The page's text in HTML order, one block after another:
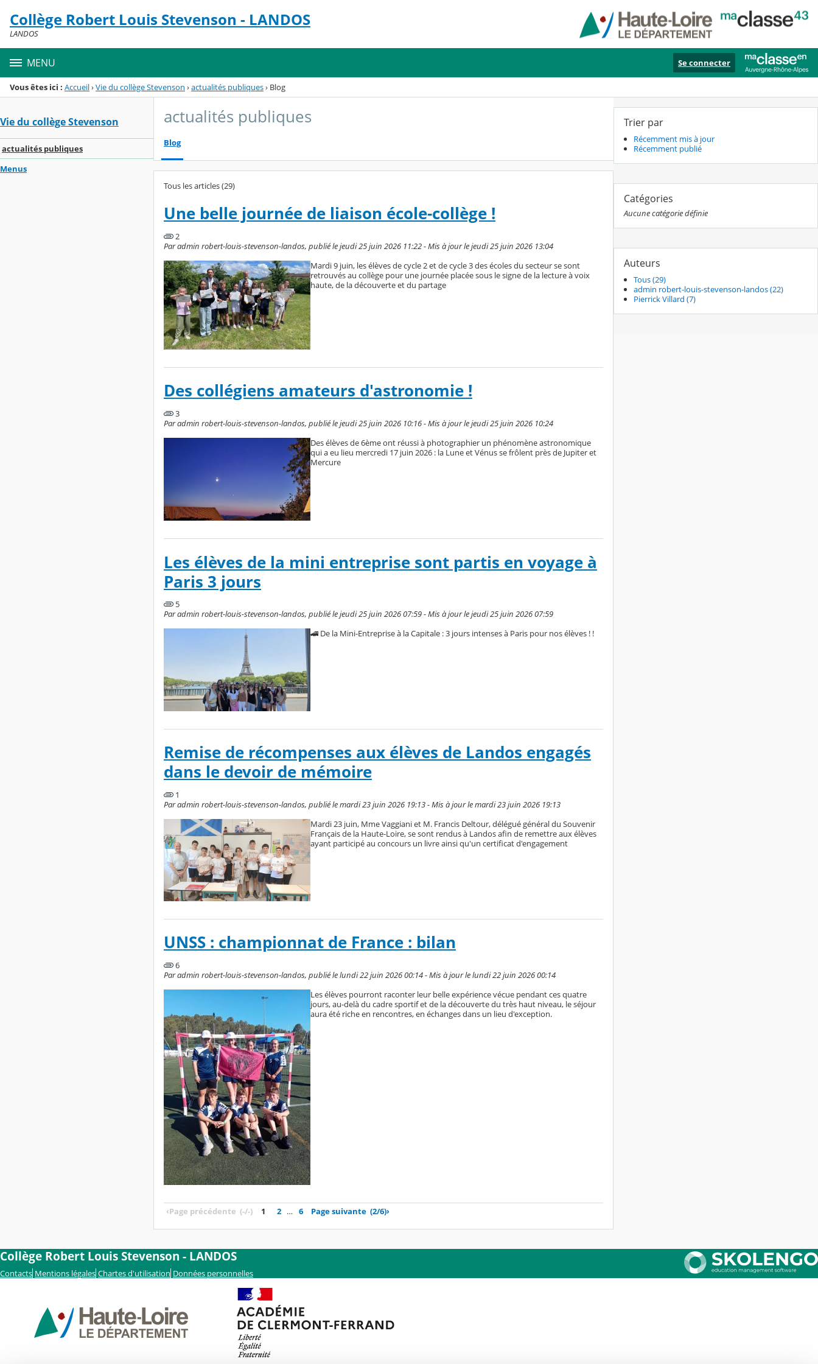
Menu de la rubrique
Contenu
Collège Robert Louis Stevenson - LANDOS
LANDOS
MENU Se connecter
Vous êtes ici : Accueil›Vie du collège Stevenson ›actualités publiques› Blog
Vie du collège Stevenson
actualités publiques
Menus
actualités publiques
Blog
Tous les articles (29)
Une belle journée de liaison école-collège !
2
Par admin robert-louis-stevenson-landos, publié le jeudi 25 juin 2026 11:22 - Mis à jour le jeudi 25 juin 2026 13:04
Mardi 9 juin, les élèves de cycle 2 et de cycle 3 des écoles du secteur se sont
retrouvés au collège pour une journée placée sous le signe de la lecture à voix
haute, de la découverte et du partage
Des collégiens amateurs d'astronomie !
3
Par admin robert-louis-stevenson-landos, publié le jeudi 25 juin 2026 10:16 - Mis à jour le jeudi 25 juin 2026 10:24
Des élèves de 6ème ont réussi à photographier un phénomène astronomique
qui a eu lieu mercredi 17 juin 2026 : la Lune et Vénus se frôlent près de Jupiter et
Mercure
Les élèves de la mini entreprise sont partis en voyage à
Paris 3 jours
5
Par admin robert-louis-stevenson-landos, publié le jeudi 25 juin 2026 07:59 - Mis à jour le jeudi 25 juin 2026 07:59
​🚄 De la Mini-Entreprise à la Capitale : 3 jours intenses à Paris pour nos élèves ! !
Remise de récompenses aux élèves de Landos engagés
dans le devoir de mémoire
1
Par admin robert-louis-stevenson-landos, publié le mardi 23 juin 2026 19:13 - Mis à jour le mardi 23 juin 2026 19:13
Mardi 23 juin, Mme Vaggiani et M. Francis Deltour, délégué général du Souvenir
Français de la Haute-Loire, se sont rendus à Landos afin de remettre aux élèves
ayant participé au concours un livre ainsi qu'un certificat d'engagement
UNSS : championnat de France : bilan
6
Par admin robert-louis-stevenson-landos, publié le lundi 22 juin 2026 00:14 - Mis à jour le lundi 22 juin 2026 00:14
Les élèves pourront raconter leur belle expérience vécue pendant ces quatre
jours, au-delà du cadre sportif et de la découverte du très haut niveau, le séjour
aura été riche en rencontres, en échanges dans un lieu d'exception.
‹Page précédente (-/-) 1 2 … 6 Page suivante (2/6)›
Trier par
Récemment mis à jour
Récemment publié
Catégories
Aucune catégorie définie
Auteurs
Tous (29)
admin robert-louis-stevenson-landos (22)
Pierrick Villard (7)
Collège Robert Louis Stevenson - LANDOS
Contacts Mentions légales Chartes d'utilisation Données personnelles